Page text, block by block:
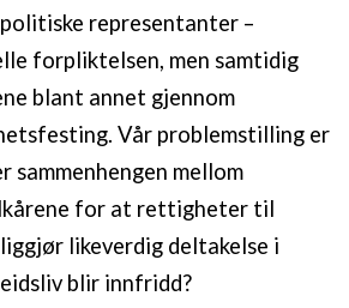
representanter –
forpliktelsen, men samtidig
blant annet gjennom
Vår problemstilling er
sammenhengen mellom
for at rettigheter til
likeverdig deltakelse i
blir innfridd?